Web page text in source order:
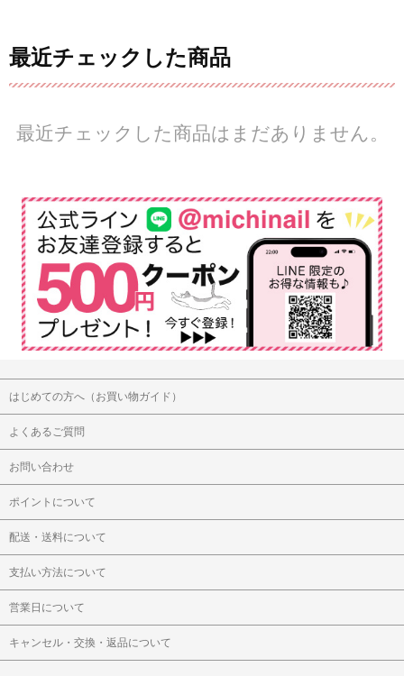
最近チェックした商品
最近チェックした商品はまだありません。
はじめての方へ（お買い物ガイド）
よくあるご質問
お問い合わせ
ポイントについて
配送・送料について
支払い方法について
営業日について
キャンセル・交換・返品について